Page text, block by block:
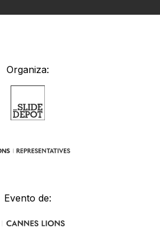
Organiza:
Evento de: